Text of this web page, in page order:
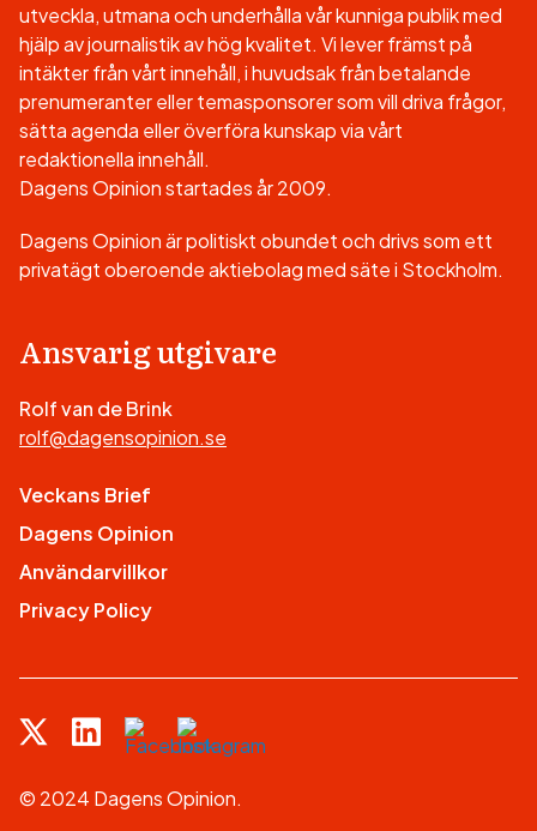
utveckla, utmana och underhålla vår kunniga publik med
hjälp av journalistik av hög kvalitet. Vi lever främst på
intäkter från vårt innehåll, i huvudsak från betalande
prenumeranter eller temasponsorer som vill driva frågor,
sätta agenda eller överföra kunskap via vårt
redaktionella innehåll.
Dagens Opinion startades år 2009.
Dagens Opinion är politiskt obundet och drivs som ett
privatägt oberoende aktiebolag med säte i Stockholm.
Ansvarig utgivare
Rolf van de Brink
rolf@dagensopinion.se
Veckans Brief
Dagens Opinion
Användarvillkor
Privacy Policy
© 2024 Dagens Opinion.